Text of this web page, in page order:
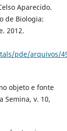
Aparecido.
de Biologia:
2012.
pde/arquivos/
objeto e fonte
Semina, v. 10,